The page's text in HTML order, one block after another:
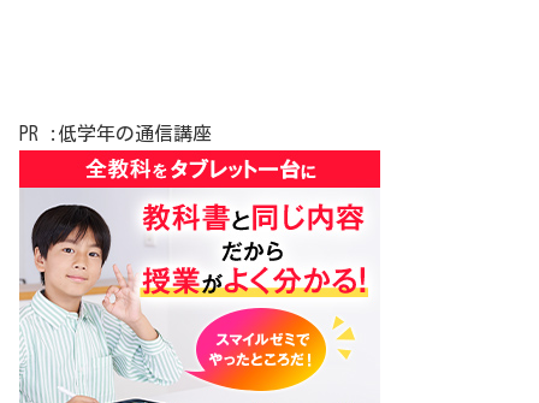
PR :低学年の通信講座